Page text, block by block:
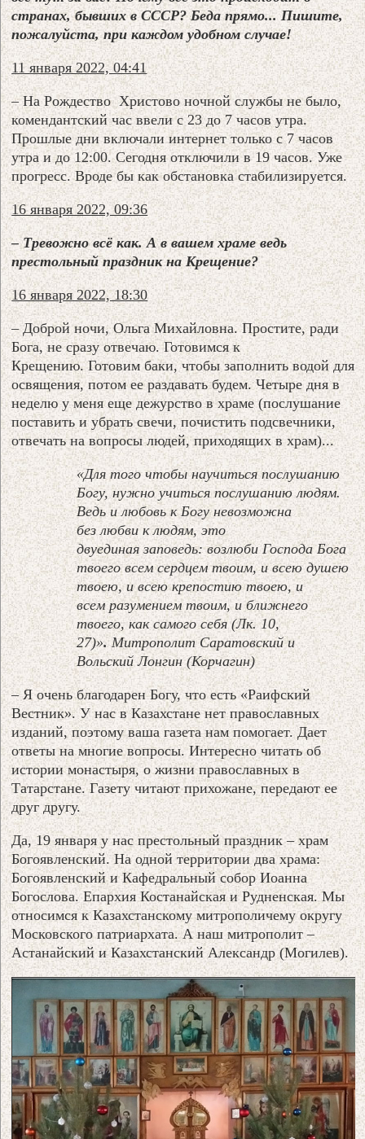
странах, бывших в СССР? Беда прямо... Пишите,
пожалуйста, при каждом удобном случае!
11 января 2022, 04:41
– На Рождество Христово ночной службы не было,
комендантский час ввели с 23 до 7 часов утра.
Прошлые дни включали интернет только с 7 часов
утра и до 12:00. Сегодня отключили в 19 часов. Уже
прогресс. Вроде бы как обстановка стабилизируется.
16 января 2022, 09:36
– Тревожно всё как. А в вашем храме ведь
престольный праздник на Крещение?
16 января 2022, 18:30
– Доброй ночи, Ольга Михайловна. Простите, ради
Бога, не сразу отвечаю. Готовимся к
Крещению. Готовим баки, чтобы заполнить водой для
освящения, потом ее раздавать будем. Четыре дня в
неделю у меня еще дежурство в храме (послушание
поставить и убрать свечи, почистить подсвечники,
отвечать на вопросы людей, приходящих в храм)...
«Для того чтобы научиться послушанию
Богу, нужно учиться послушанию людям.
Ведь и любовь к Богу невозможна
без любви к людям, это
двуединая заповедь: возлюби Господа Бога
твоего всем сердцем твоим, и всею душею
твоею, и всею крепостию твоею, и
всем разумением твоим, и ближнего
твоего, как самого себя (Лк. 10,
27)».Митрополит Саратовский и
Вольский Лонгин (Корчагин)
– Я очень благодарен Богу, что есть «Раифский
Вестник». У нас в Казахстане нет православных
изданий, поэтому ваша газета нам помогает. Дает
ответы на многие вопросы. Интересно читать об
истории монастыря, о жизни православных в
Татарстане. Газету читают прихожане, передают ее
друг другу.
Да, 19 января у нас престольный праздник – храм
Богоявленский. На одной территории два храма:
Богоявленский и Кафедральный собор Иоанна
Богослова. Епархия Костанайская и Рудненская. Мы
относимся к Казахстанскому митрополичему округу
Московского патриархата. А наш митрополит –
Астанайский и Казахстанский Александр (Могилев).